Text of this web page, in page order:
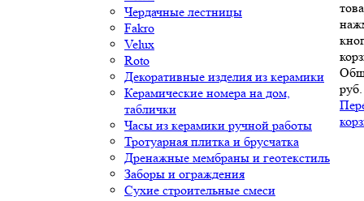
Чердачные лестницы
Fakro
Velux
Roto
Декоративные изделия из керамики
Керамические номера на дом,
таблички
Часы из керамики ручной работы
Тротуарная плитка и брусчатка
Дренажные мембраны и геотекстиль
Заборы и ограждения
Сухие строительные смеси
руб.